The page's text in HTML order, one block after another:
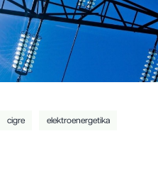
cigre elektroenergetika